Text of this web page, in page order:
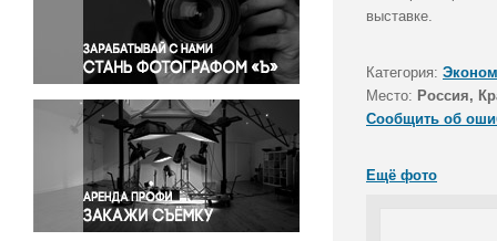
Правосудие
Происшествия и конфликты
Религия
Светская жизнь
Спорт
Экология
Экономика и бизнес
выставке.
Категория:
Место: Россия,
Сообщить об
Ещё фото